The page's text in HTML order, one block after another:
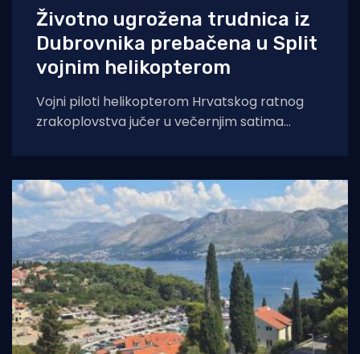
Životno ugrožena trudnica iz
Dubrovnika prebačena u Split
vojnim helikopterom
Vojni piloti helikopterom Hrvatskog ratnog
zrakoplovstva jučer u večernjim satima